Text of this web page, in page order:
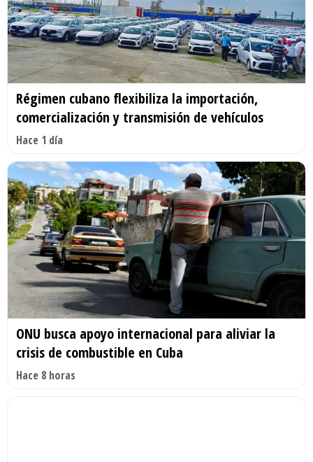
Régimen cubano flexibiliza la importación,
comercialización y transmisión de vehículos
Hace 1 día
ONU busca apoyo internacional para aliviar la
crisis de combustible en Cuba
Hace 8 horas